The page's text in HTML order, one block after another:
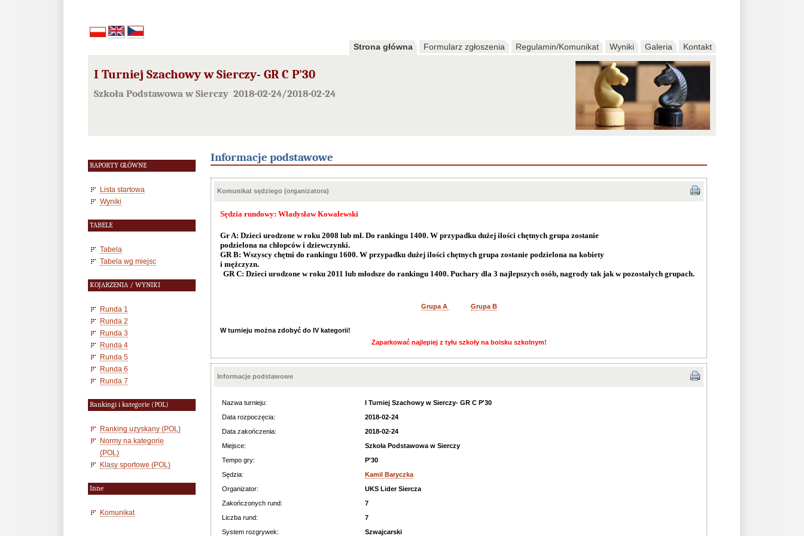
Strona główna Formularz zgłoszenia Regulamin/Komunikat Wyniki Galeria Kontakt
I Turniej Szachowy w Sierczy- GR C P'30
Szkoła Podstawowa w Sierczy 2018-02-24/2018-02-24
RAPORTY GŁÓWNE
Lista startowa
Wyniki
TABELE
Tabela
Tabela wg miejsc
KOJARZENIA / WYNIKI
Runda 1
Runda 2
Runda 3
Runda 4
Runda 5
Runda 6
Runda 7
Rankingi i kategorie (POL)
Ranking uzyskany (POL)
Normy na kategorie
(POL)
Klasy sportowe (POL)
Inne
Komunikat
Informacje podstawowe
Komunikat sędziego (organizatora)
Sędzia rundowy: Władysław Kowalewski
Gr A: Dzieci urodzone w roku 2008 lub mł. Do rankingu 1400. W przypadku dużej ilości chętnych grupa zostanie
podzielona na chłopców i dziewczynki.
GR B: Wszyscy chętni do rankingu 1600. W przypadku dużej ilości chętnych grupa zostanie podzielona na kobiety
i mężczyzn.
GR C: Dzieci urodzone w roku 2011 lub młodsze do rankingu 1400. Puchary dla 3 najlepszych osób, nagrody tak jak w pozostałych grupach.
Grupa A Grupa B
W turnieju można zdobyć do IV kategorii!
Zaparkować najlepiej z tyłu szkoły na boisku szkolnym!
Informacje podstawowe
Nazwa turnieju:
I Turniej Szachowy w Sierczy- GR C P'30
Data rozpoczęcia:
2018-02-24
Data zakończenia:
2018-02-24
Miejsce:
Szkoła Podstawowa w Sierczy
Tempo gry:
P'30
Sędzia:
Kamil Baryczka
Organizator:
UKS Lider Siercza
Zakończonych rund:
7
Liczba rund:
7
System rozgrywek:
Szwajcarski